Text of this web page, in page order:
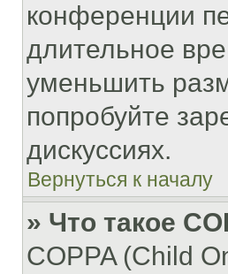
конференции
длительное
уменьшить
попробуйте
дискуссиях.
Вернуться к началу
» Что такое
COPPA (Child